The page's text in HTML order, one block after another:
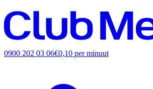
0900 202 03 06€0,10 per minuut